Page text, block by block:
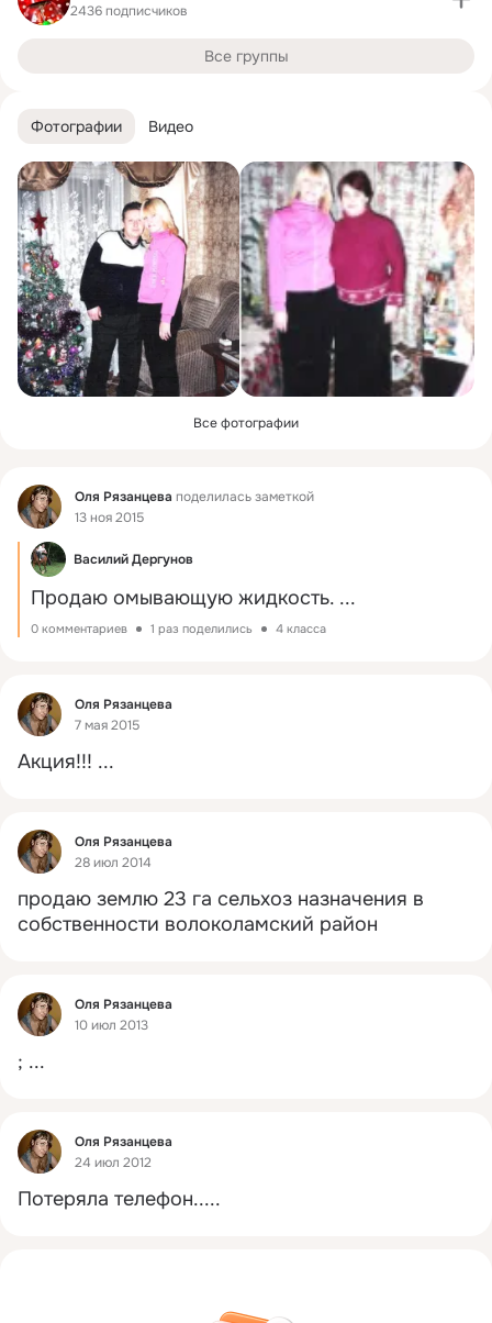
Фотографии Видео
Все фотографии
Фид Оля Рязанцева поделилась заметкой
13 ноя 2015
Василий Дергунов
Продаю омывающую жидкость. ...
0 комментариев 1 раз поделились 4 класса
Фид
Оля Рязанцева
7 мая 2015
Акция!!! ...
Фид
Оля Рязанцева
28 июл 2014
продаю землю 23 га сельхоз назначения в
собственности волоколамский район
Фид
Оля Рязанцева
10 июл 2013
; ...
Фид
Оля Рязанцева
24 июл 2012
Потеряла телефон.....
2436 подписчиков
Все группы